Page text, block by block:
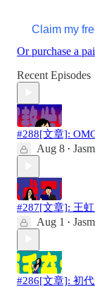
Claim my
Or purchase a
Recent Episodes
#288[文章]:
Aug 8 •
#287[文章]: 王
Aug 1 •
#286[文章]: 初